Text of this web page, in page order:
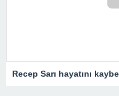
Recep Sarı hayatını